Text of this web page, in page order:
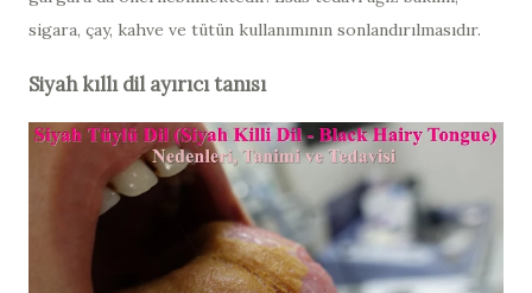
sigara, çay, kahve ve tütün kullanımının sonlandırılmasıdır.
Siyah kıllı dil ayırıcı tanısı